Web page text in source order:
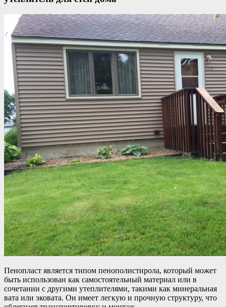
Пенопласт является типом пенополистирола, который может
быть использован как самостоятельный материал или в
сочетании с другими утеплителями, такими как минеральная
вата или эковата. Он имеет легкую и прочную структуру, что